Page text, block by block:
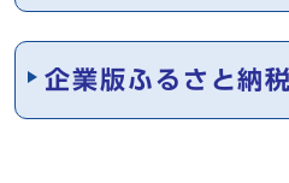
企業版ふるさと納税